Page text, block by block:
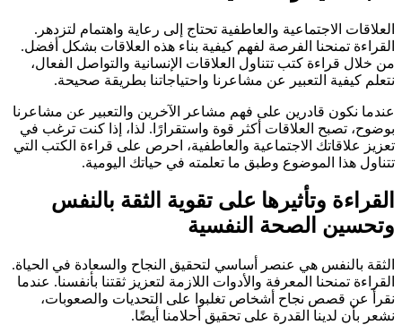
العلاقات الاجتماعية والعاطفية تحتاج إلى رعاية واهتمام لتزدهر.
القراءة تمنحنا الفرصة لفهم كيفية بناء هذه العلاقات بشكل أفضل.
من خلال قراءة كتب تتناول العلاقات الإنسانية والتواصل الفعال،
نتعلم كيفية التعبير عن مشاعرنا واحتياجاتنا بطريقة صحيحة.
عندما نكون قادرين على فهم مشاعر الآخرين والتعبير عن مشاعرنا
بوضوح، تصبح العلاقات أكثر قوة واستقرارًا. لذا، إذا كنت ترغب في
تعزيز علاقاتك الاجتماعية والعاطفية، احرص على قراءة الكتب التي
تتناول هذا الموضوع وطبق ما تعلمته في حياتك اليومية.
القراءة وتأثيرها على تقوية الثقة بالنفس
وتحسين الصحة النفسية
الثقة بالنفس هي عنصر أساسي لتحقيق النجاح والسعادة في الحياة.
القراءة تمنحنا المعرفة والأدوات اللازمة لتعزيز ثقتنا بأنفسنا. عندما
نقرأ عن قصص نجاح أشخاص تغلبوا على التحديات والصعوبات،
نشعر بأن لدينا القدرة على تحقيق أحلامنا أيضًا.